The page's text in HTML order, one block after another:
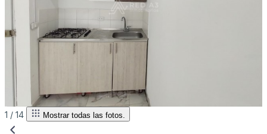
1 / 14 Mostrar todas las fotos.